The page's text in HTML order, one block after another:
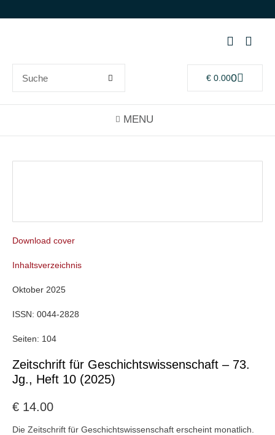
€0.000
Download cover
Inhaltsverzeichnis
Oktober 2025
ISSN: 0044-2828
Seiten: 104
Zeitschrift für Geschichtswissenschaft – 73.
Jg., Heft 10 (2025)
€ 14.00
Die Zeitschrift für Geschichtswissenschaft erscheint monatlich.